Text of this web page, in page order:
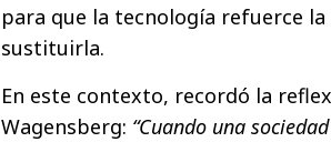
para que la tecnología refuerce
sustituirla.
En este contexto, recordó la
Wagensberg: “Cuando una